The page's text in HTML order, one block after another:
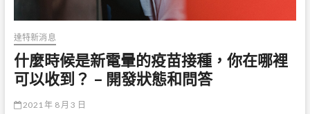
達特新消息
什麼時候是新電暈的疫苗接種，你在哪裡
可以收到？ – 開發狀態和問答
2021 年 8 月 3 日